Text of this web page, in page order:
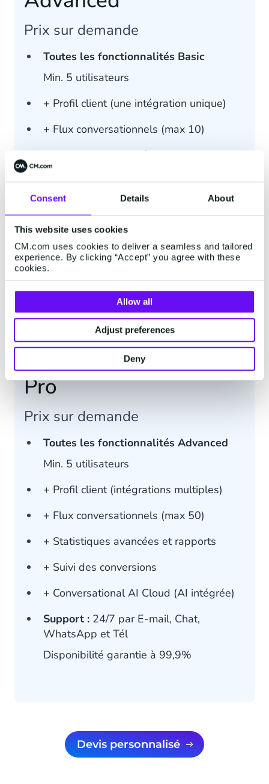
Consent Details About
This website uses cookies
CM.com uses cookies to deliver a seamless and tailored
experience. By clicking “Accept” you agree with these
cookies.
Allow all
Adjust preferences
Deny
Prix sur demande
Toutes les fonctionnalités Basic
Min. 5 utilisateurs
+ Profil client (une intégration unique)
+ Flux conversationnels (max 10)
+ Collaboration des équipes internes et
externes
+ Intégration de la VoIP
langues
Support :Par E-mail, Chat, WhatsApp et
Téléphone
Disponibilité garantie à 99,9%
Pro
Prix sur demande
Toutes les fonctionnalités Advanced
Min. 5 utilisateurs
+ Profil client (intégrations multiples)
+ Flux conversationnels (max 50)
+ Statistiques avancées et rapports
+ Suivi des conversions
+ Conversational AI Cloud (AI intégrée)
Support : 24/7 par E-mail, Chat,
WhatsApp et Tél
Disponibilité garantie à 99,9%
Devis personnalisé